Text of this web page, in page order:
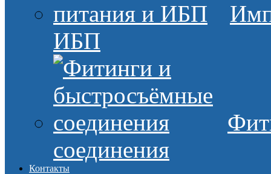
ИБП
соединения
Контакты